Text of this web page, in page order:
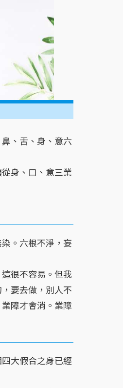
、舌、身、意六
身、口、意三業
。六根不淨，妄
很不容易。但我
要去做，別人不
障才會消。業障
大假合之身已經